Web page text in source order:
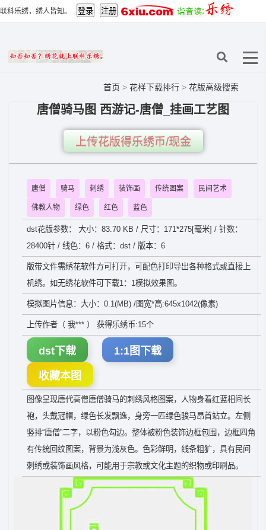
联科乐绣，绣人皆知。
首页 > 花样下载排行 > 花版高级搜索
唐僧骑马图 西游记-唐僧_挂画工艺图
上传花版得乐绣币/现金
唐僧 骑马 刺绣 装饰画 传统图案 民间艺术
佛教人物 绿色 红色 蓝色
dst花版参数： 大小：83.70 KB / 尺寸：171*275[毫米] / 针数：
28400针 / 线色：6 / 格式：dst / 版本：6
版带文件需绣花软件方可打开，可配色打印导出各种格式或直接上
机绣。如无绣花软件可下载1：1模拟效果图。
模拟图片信息：大小：0.1(MB) /图宽*高:645x1042(像素)
上传作者（ 我*** ） 获得乐绣币:15个
dst下载 1:1图下载
收藏本图
图像呈现唐代高僧唐僧骑马的刺绣风格图案，人物身着红蓝相间长
袍，头戴冠帽，绿色长发飘逸，身旁一匹绿色骏马昂首站立。左侧
竖排“唐僧”二字，以粉色勾边。整体被粉色装饰边框包围，边框四角
有传统回纹图案，背景为浅灰色。色彩鲜明，线条粗犷，具有民间
刺绣或装饰画风格，可能用于宗教或文化主题的织物或印刷品。